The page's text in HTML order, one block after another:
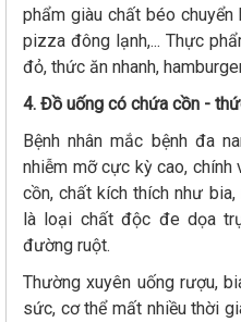
phẩm giàu chất béo chuyển
pizza đông lạnh,... Thực
đỏ, thức ăn nhanh,
4. Đồ uống có chứa cồn -
Bệnh nhân mắc bệnh đa
nhiễm mỡ cực kỳ cao,
cồn, chất kích thích như
là loại chất độc đe dọa
đường ruột.
Thường xuyên uống rượu,
sức, cơ thể mất nhiều thời